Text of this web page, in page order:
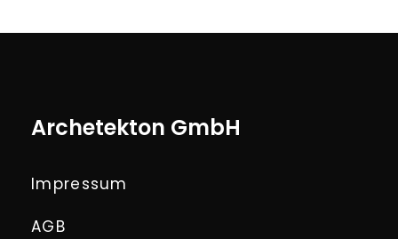
Archetekton GmbH
Impressum
AGB